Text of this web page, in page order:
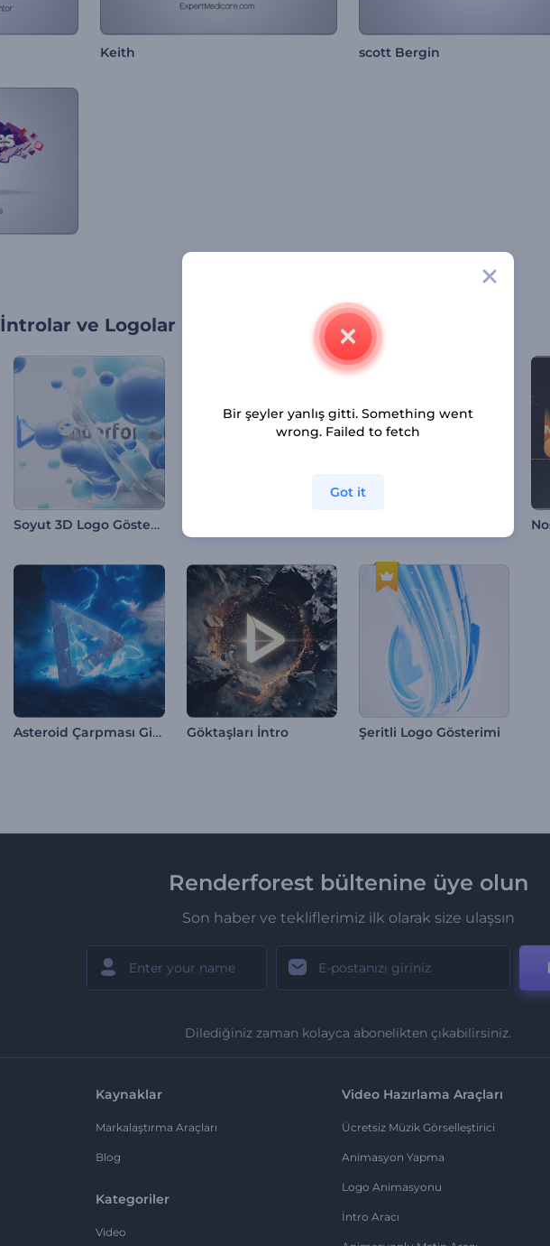
Keith scott Bergin
İntrolar ve Logolar
Soyut 3D Logo Gösterimi
Asteroid Çarpması Girişi Göktaşları İntro Şeritli Logo Gösterimi
Renderforest bültenine üye olun
Son haber ve tekliflerimiz ilk olarak size ulaşsın
Dilediğiniz zaman kolayca abonelikten çıkabilirsiniz.
Kaynaklar
Markalaştırma Araçları
Blog
Kategoriler
Video
Video Hazırlama Araçları
Ücretsiz Müzik Görselleştirici
Animasyon Yapma
Logo Animasyonu
İntro Aracı
Bir şeyler yanlış gitti. Something went
wrong. Failed to fetch
Got it